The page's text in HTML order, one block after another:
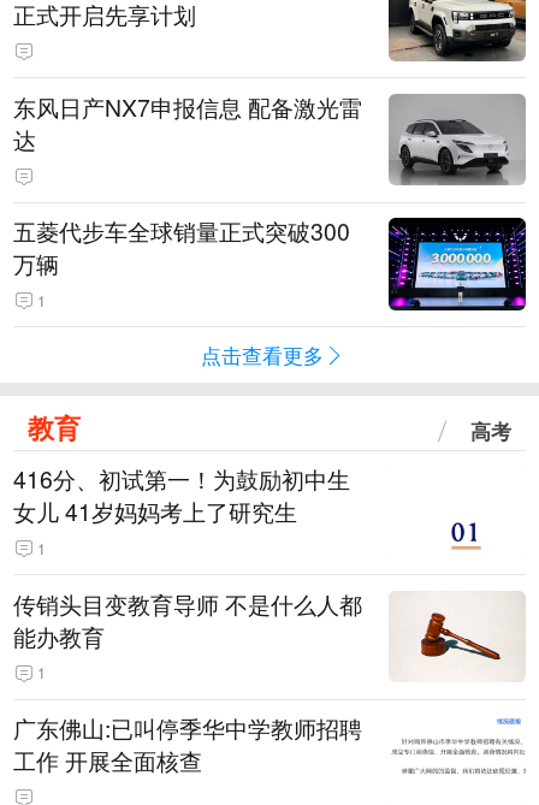
正式开启先享计划
东风日产NX7申报信息 配备激光雷
达
五菱代步车全球销量正式突破300
万辆
1
点击查看更多
教育 高考
416分、初试第一！为鼓励初中生
女儿 41岁妈妈考上了研究生
1
传销头目变教育导师 不是什么人都
能办教育
1
广东佛山:已叫停季华中学教师招聘
工作 开展全面核查